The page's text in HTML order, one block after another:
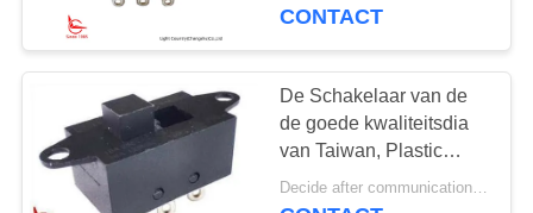
CONTACT
De Schakelaar van de
de goede kwaliteitsdia
van Taiwan, Plastic
Zwarte, Twee toestellen,
37mm*14.2mm*12m, UL
Decide after communication. MOQ:1000pcs